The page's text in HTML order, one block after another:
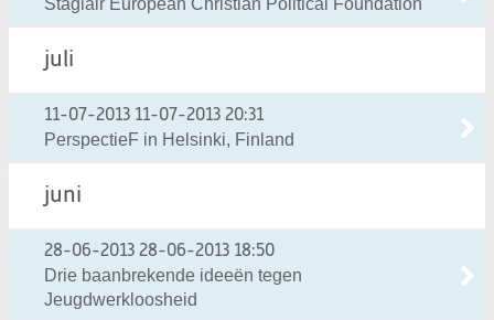
Stagiair European Christian Political Foundation
juli
11-07-2013 11-07-2013 20:31
PerspectieF in Helsinki, Finland
juni
28-06-2013 28-06-2013 18:50
Drie baanbrekende ideeën tegen
Jeugdwerkloosheid